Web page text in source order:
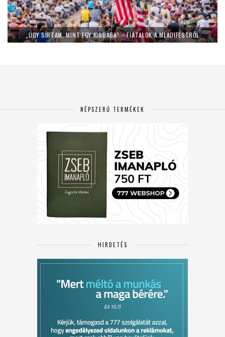
„ÚGY SÍRTAM, MINT EGY KISBABA” – FIATALOK A MLADIFESTRŐL
NÉPSZERŰ TERMÉKEK
HIRDETÉS